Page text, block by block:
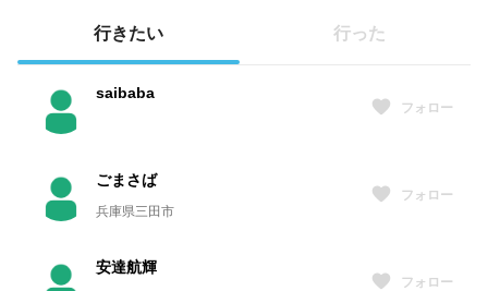
行きたい 行った
saibaba
フォロー
ごまさば
兵庫県三田市
フォロー
安達航輝
フォロー